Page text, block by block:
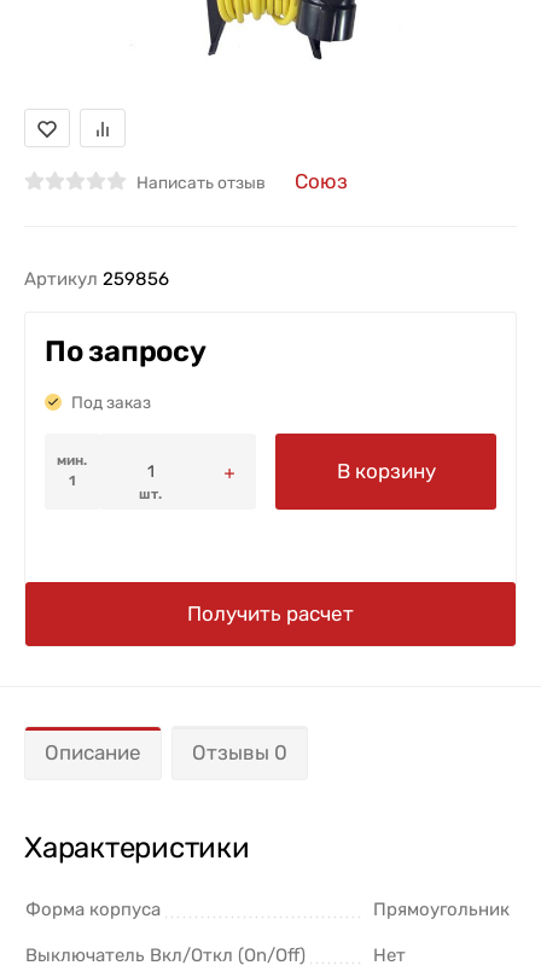
Написать отзыв Союз
Артикул 259856
По запросу
Под заказ
мин.
1
шт.
В корзину
Получить расчет
Описание Отзывы 0
Характеристики
Форма корпуса Прямоугольник
Выключатель Вкл/Откл (On/Off) Нет